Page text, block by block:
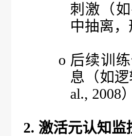
刺激（
中抽离
o 后续训
息（如
al., 2008
2. 激活元认知监